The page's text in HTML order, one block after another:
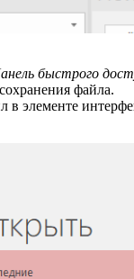
быстрого
файла.
в элементе